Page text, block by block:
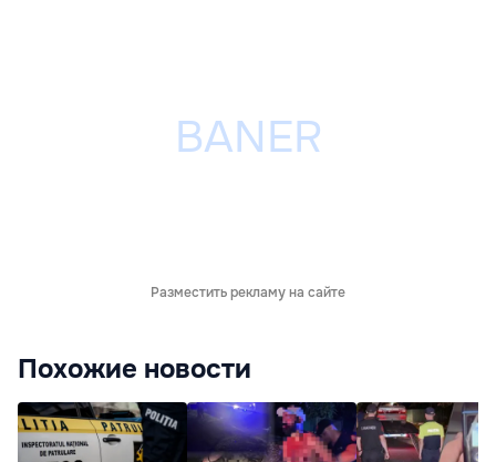
Разместить рекламу на сайте
Похожие новости